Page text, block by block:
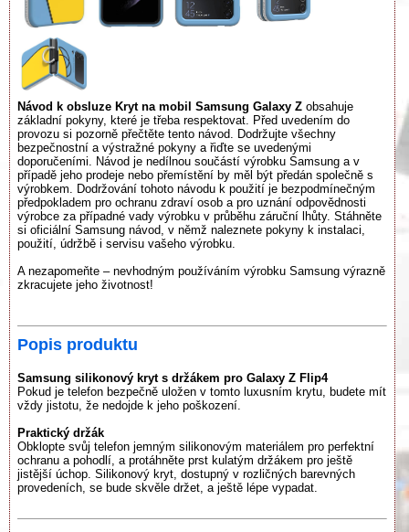
Návod k obsluze Kryt na mobil Samsung Galaxy Z obsahuje
základní pokyny, které je třeba respektovat. Před uvedením do
provozu si pozorně přečtěte tento návod. Dodržujte všechny
bezpečnostní a výstražné pokyny a řiďte se uvedenými
doporučeními. Návod je nedílnou součástí výrobku Samsung a v
případě jeho prodeje nebo přemístění by měl být předán společně s
výrobkem. Dodržování tohoto návodu k použití je bezpodmínečným
předpokladem pro ochranu zdraví osob a pro uznání odpovědnosti
výrobce za případné vady výrobku v průběhu záruční lhůty. Stáhněte
si oficiální Samsung návod, v němž naleznete pokyny k instalaci,
použití, údržbě i servisu vašeho výrobku.
A nezapomeňte – nevhodným používáním výrobku Samsung výrazně
zkracujete jeho životnost!
Popis produktu
Samsung silikonový kryt s držákem pro Galaxy Z Flip4
Pokud je telefon bezpečně uložen v tomto luxusním krytu, budete mít
vždy jistotu, že nedojde k jeho poškození.
Praktický držák
Obklopte svůj telefon jemným silikonovým materiálem pro perfektní
ochranu a pohodlí, a protáhněte prst kulatým držákem pro ještě
jistější úchop. Silikonový kryt, dostupný v rozličných barevných
provedeních, se bude skvěle držet, a ještě lépe vypadat.